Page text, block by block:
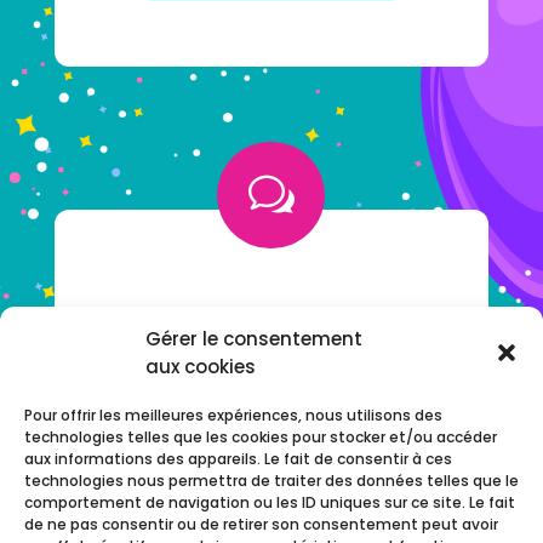
Gérer le consentement
aux cookies
Pour offrir les meilleures expériences, nous utilisons des
technologies telles que les cookies pour stocker et/ou accéder
aux informations des appareils. Le fait de consentir à ces
technologies nous permettra de traiter des données telles que le
comportement de navigation ou les ID uniques sur ce site. Le fait
de ne pas consentir ou de retirer son consentement peut avoir
w
NOTRE F.A.Q